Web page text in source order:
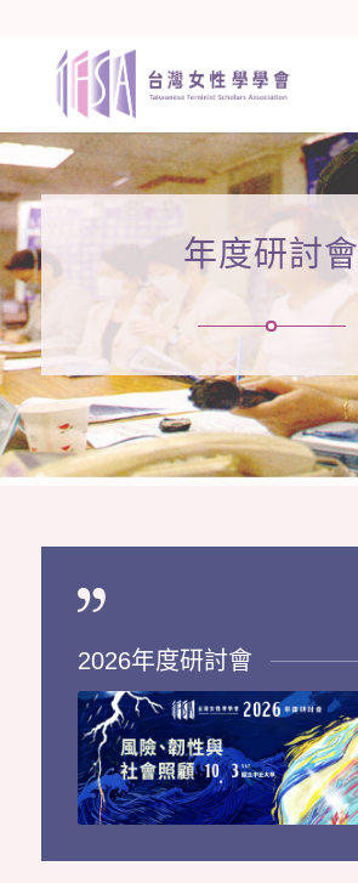
年度研討會
2026年度研討會